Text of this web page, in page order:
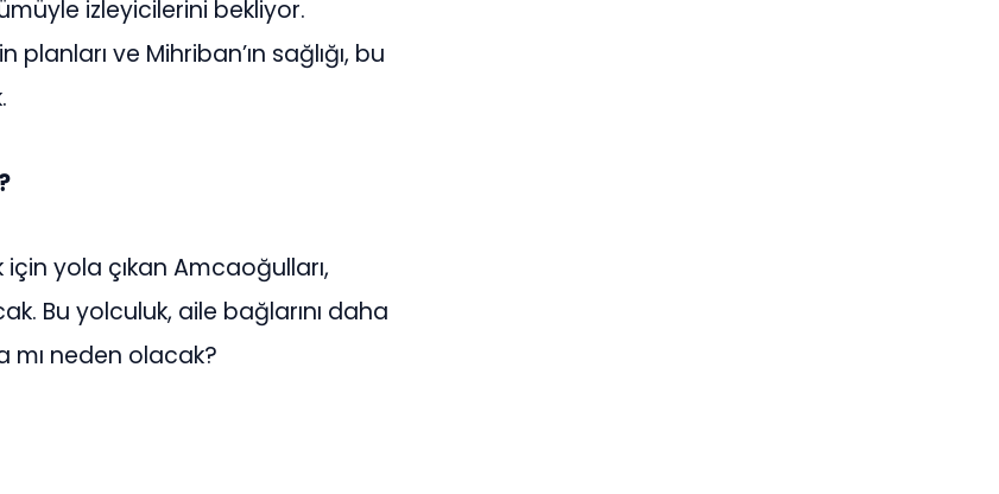
izleyicilerini bekliyor.
ve Mihriban’ın sağlığı, bu
yola çıkan Amcaoğulları,
Bu yolculuk, aile bağlarını daha
mı neden olacak?